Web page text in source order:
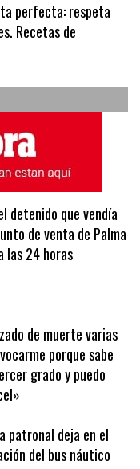
perfecta: respeta
Recetas de
detenido que vendía
de venta de Palma
las 24 horas
de muerte varias
porque sabe
grado y puedo
patronal deja en el
del bus náutico